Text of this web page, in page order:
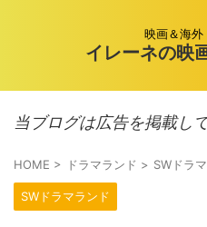
映画＆海外
イレーネの映
当ブログは広告を掲載し
HOME > ドラマランド > SWドラ
SWドラマランド